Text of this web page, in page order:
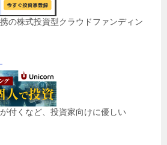
の株式投資型クラウドファンディン
付くなど、投資家向けに優しい